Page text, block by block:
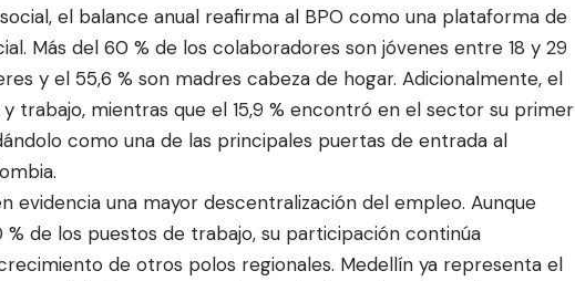
el balance anual reafirma al BPO como una plataforma de
Más del 60 % de los colaboradores son jóvenes entre 18 y 29
y el 55,6 % son madres cabeza de hogar. Adicionalmente, el
trabajo, mientras que el 15,9 % encontró en el sector su primer
como una de las principales puertas de entrada al
evidencia una mayor descentralización del empleo. Aunque
de los puestos de trabajo, su participación continúa
de otros polos regionales. Medellín ya representa el